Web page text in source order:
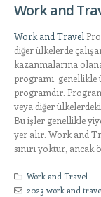
Work and
Work and Travel
diğer ülkelerde
kazanmalarına
programı, genellikle
programdır.
veya diğer
Bu işler genellikle
yer alır. Work and
sınırı yoktur, ancak
Work and Travel
2023 work and